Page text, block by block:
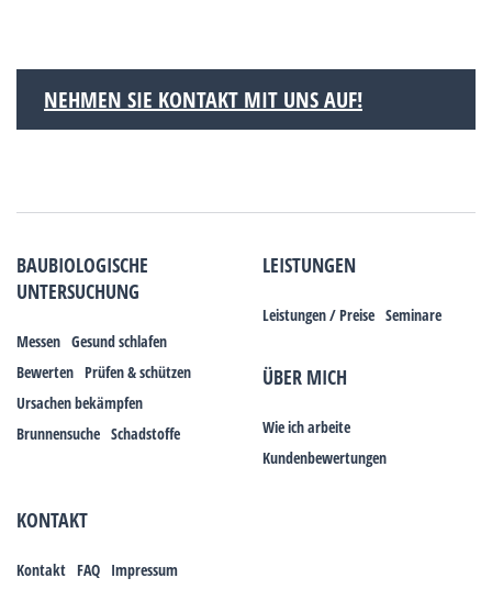
NEHMEN SIE KONTAKT MIT UNS AUF!
BAUBIOLOGISCHE
UNTERSUCHUNG
Messen Gesund schlafen
Bewerten Prüfen & schützen
Ursachen bekämpfen
Brunnensuche Schadstoffe
LEISTUNGEN
Leistungen / Preise Seminare
ÜBER MICH
Wie ich arbeite
Kundenbewertungen
KONTAKT
Kontakt FAQ Impressum